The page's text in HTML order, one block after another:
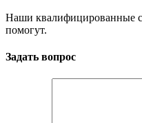
Наши квалифицированные
помогут.
Задать вопрос